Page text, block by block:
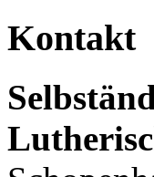
Kontakt